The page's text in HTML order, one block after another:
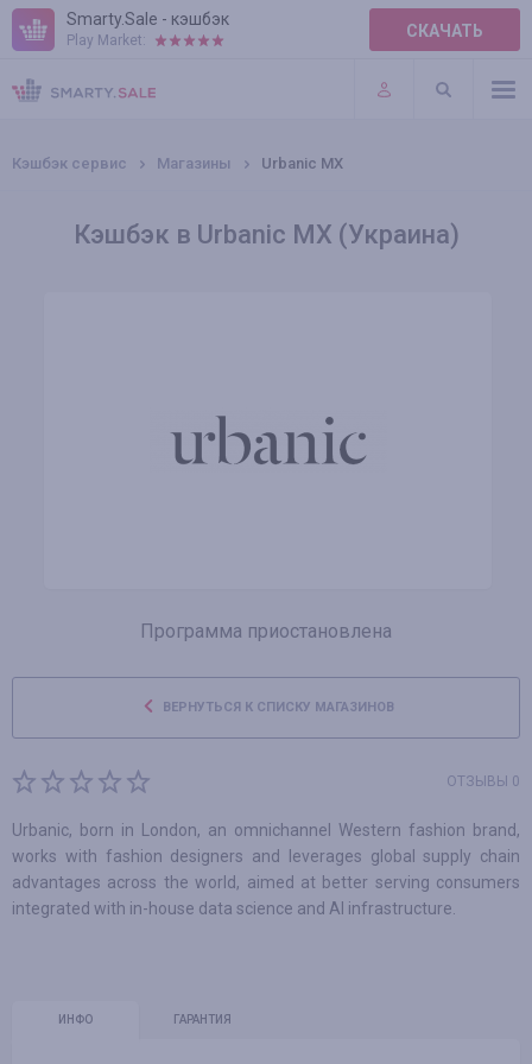
Smarty.Sale - кэшбэк
Play Market: СКАЧАТЬ
ПРАВИЛА
ПЛАГИНЫ
Кэшбэк сервис Магазины Urbanic MX
Кэшбэк в Urbanic MX (Украина)
Программа приостановлена
ВЕРНУТЬСЯ К СПИСКУ МАГАЗИНОВ
ОТЗЫВЫ 0
Urbanic, born in London, an omnichannel Western fashion brand,
works with fashion designers and leverages global supply chain
advantages across the world, aimed at better serving consumers
integrated with in-house data science and AI infrastructure.
ИНФО ГАРАНТИЯ